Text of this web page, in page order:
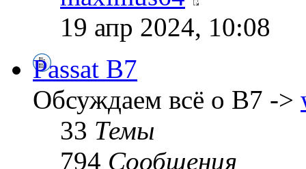
19 апр 2024, 10:08
Passat B7
Обсуждаем всё о B7 ->
33 Темы
794 Сообщения